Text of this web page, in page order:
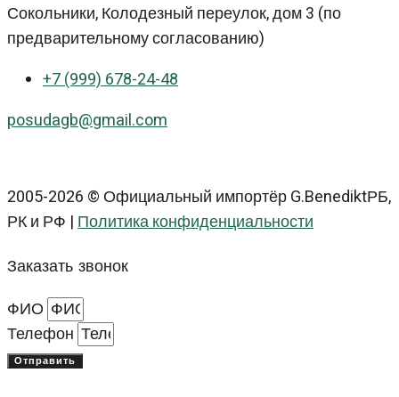
Сокольники, Колодезный переулок, дом 3 (по
предварительному согласованию)
+7 (999) 678-24-48
posudagb@gmail.com
2005-2026 © Официальный импортёр G.BenediktРБ,
РК и РФ |Политика конфиденциальности
Заказать звонок
ФИО
Телефон
Отправить